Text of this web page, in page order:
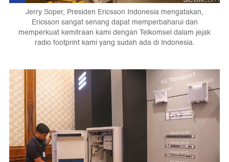
Jerry Soper, Presiden Ericsson Indonesia mengatakan,
Ericsson sangat senang dapat memperbaharui dan
memperkuat kemitraan kami dengan Telkomsel dalam jejak
radio footprint kami yang sudah ada di Indonesia.